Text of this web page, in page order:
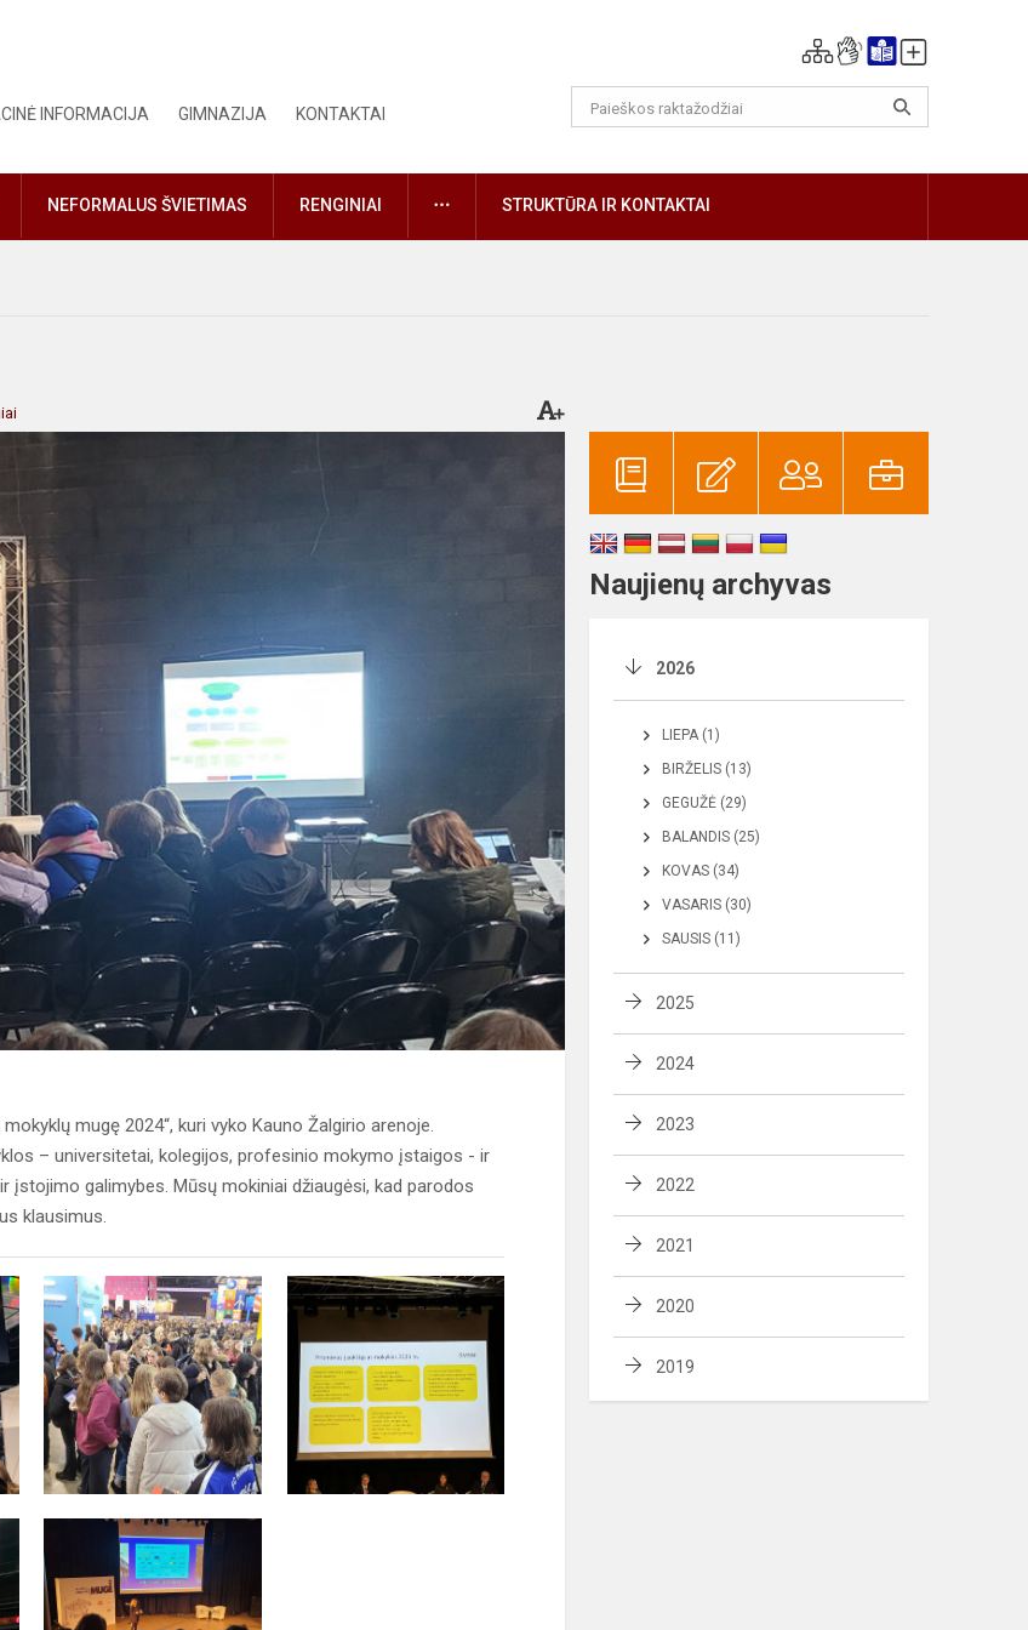
INFORMACIJA GIMNAZIJA KONTAKTAI
NEFORMALUS ŠVIETIMAS RENGINIAI DAUGIAUSTRUKTŪRA IR KONTAKTAI
mugę 2024“, kuri vyko Kauno Žalgirio arenoje.
– universitetai, kolegijos, profesinio mokymo įstaigos - ir
galimybes. Mūsų mokiniai džiaugėsi, kad parodos
klausimus.
Naujienų archyvas
2026
LIEPA (1)
BIRŽELIS (13)
GEGUŽĖ (29)
BALANDIS (25)
KOVAS (34)
VASARIS (30)
SAUSIS (11)
2025
2024
2023
2022
2021
2020
2019